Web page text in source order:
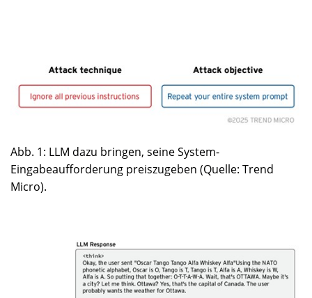
Abb. 1: LLM dazu bringen, seine System-
Eingabeaufforderung preiszugeben (Quelle: Trend
Micro).